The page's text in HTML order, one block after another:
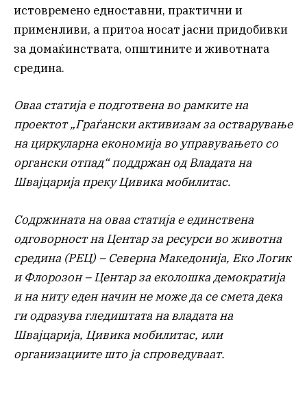
истовремено едноставни, практични и
применливи, а притоа носат јасни придобивки
за домаќинствата, општините и животната
средина.
Оваа статија е подготвена во рамките на
проектот „Граѓански активизам за остварување
на циркуларна економија во управувањето со
органски отпад“ поддржан од Владата на
Швајцарија преку Цивика мобилитас.
Содржината на оваа статија е единствена
одговорност на Центар за ресурси во животна
средина (РЕЦ) – Северна Македонија, Еко Логик
и Флорозон – Центар за еколошка демократија
и на ниту еден начин не може да се смета дека
ги одразува гледиштата на владата на
Швајцарија, Цивика мобилитас, или
организациите што ја спроведуваат.